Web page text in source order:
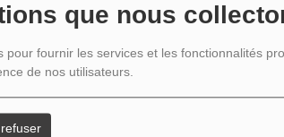
que nous
pour fournir les services et les fonctionnalités
de nos utilisateurs.